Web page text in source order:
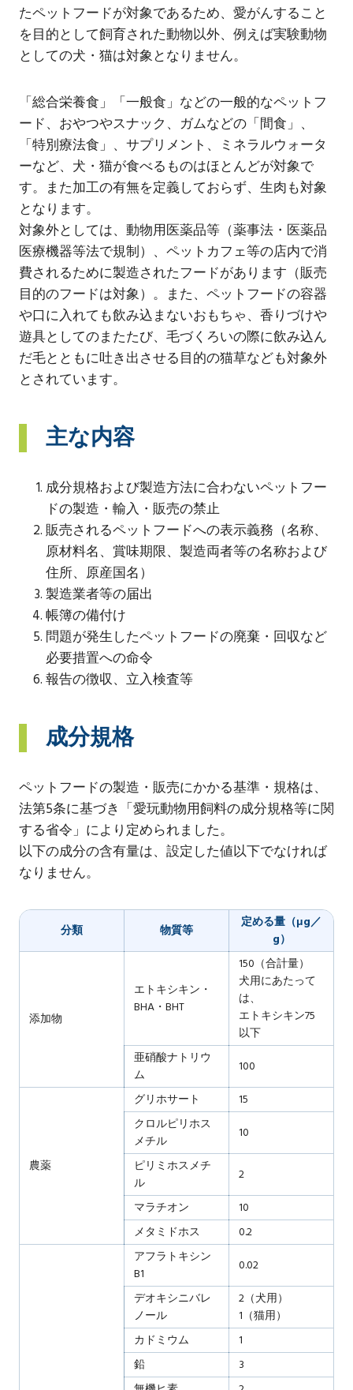
たペットフードが対象であるため、愛がんすること
を目的として飼育された動物以外、例えば実験動物
としての犬・猫は対象となりません。
「総合栄養食」「一般食」などの一般的なペットフ
ード、おやつやスナック、ガムなどの「間食」、
「特別療法食」、サプリメント、ミネラルウォータ
ーなど、犬・猫が食べるものはほとんどが対象で
す。また加工の有無を定義しておらず、生肉も対象
となります。
対象外としては、動物用医薬品等（薬事法・医薬品
医療機器等法で規制）、ペットカフェ等の店内で消
費されるために製造されたフードがあります（販売
目的のフードは対象）。また、ペットフードの容器
や口に入れても飲み込まないおもちゃ、香りづけや
遊具としてのまたたび、毛づくろいの際に飲み込ん
だ毛とともに吐き出させる目的の猫草なども対象外
とされています。
主な内容
成分規格および製造方法に合わないペットフー
ドの製造・輸入・販売の禁止
販売されるペットフードへの表示義務（名称、
原材料名、賞味期限、製造両者等の名称および
住所、原産国名）
製造業者等の届出
帳簿の備付け
問題が発生したペットフードの廃棄・回収など
必要措置への命令
報告の徴収、立入検査等
成分規格
ペットフードの製造・販売にかかる基準・規格は、
法第5条に基づき「愛玩動物用飼料の成分規格等に関
する省令」により定められました。
以下の成分の含有量は、設定した値以下でなければ
なりません。
分類 物質等
定める量（μg／
g）
添加物
エトキシキン・
BHA・BHT
150（合計量）
犬用にあたって
は、
エトキシキン75
以下
亜硝酸ナトリウ
ム
100
農薬
グリホサート
15
クロルピリホス
メチル
10
ピリミホスメチ
ル
2
マラチオン
10
メタミドホス
0.2
アフラトキシン
B1
0.02
デオキシニバレ
ノール
2（犬用）
1（猫用）
カドミウム
1
鉛
3